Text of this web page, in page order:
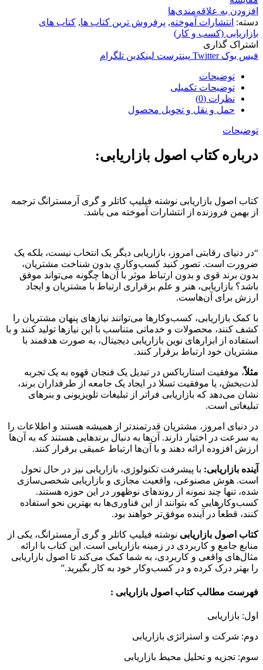
افزودن به علاقه‌مندی‌ها
دسته: انتشارات آموخته, پرفروش ترین کتاب ها, کتاب های
بازاریابی (کسب و کار)
اشتراک گذاری
فیس بوک Twitter پینترست لینکدین تلگرام
توضیحات
توضیحات تکمیلی
نظرات (0)
حمل و نقل و تحویل محصول
توضیحات
درباره کتاب اصول بازاریابی:
کتاب اصول بازاریابی نوشته فیلیپ کاتلر و گری آرمسترانگ ترجمه
از بهمن فروزنده از انتشارات آموخته می باشد.
“در دنیای رقابتی امروز، بازاریابی دیگر یک انتخاب نیست، بلکه یک
ضرورت است. تصور کنید کسب‌وکاری بدون شناخت مشتریان،
بدون برند قوی و بدون ارتباط موثر با آن‌ها چگونه می‌تواند موفق
باشد؟ بازاریابی، هنر و علم برقراری ارتباط با مشتریان و ایجاد
ارزش برای آن‌هاست.
با کمک بازاریابی، کسب‌وکارها می‌توانند نیازهای پنهان مشتریان را
کشف کنند، محصولات و خدماتی متناسب با این نیازها تولید کنند و با
استفاده از ابزارهای نوین بازاریابی دیجیتال، به صورت هدفمند با
مشتریان خود ارتباط برقرار کنند.
مثلاً، موفقیت استارباکس در تبدیل یک فنجان قهوه به یک تجربه
لذت‌بخش، یا موفقیت تسلا در ایجاد یک جامعه از طرفداران برند،
نشان می‌دهد که بازاریابی فراتر از تبلیغات تلویزیونی و بنرهای
تبلیغاتی است.
در دنیای امروز، مشتریان قدرتمندتر از همیشه هستند و اطلاعات را
به سرعت در اختیار دارند. آن‌ها به دنبال برندهایی هستند که به آن‌ها
ارزش افزوده ارائه دهند و با آن‌ها ارتباط عمیقی برقرار کنند.
آینده بازاریابی: با پیشرفت تکنولوژی، بازاریابی نیز در حال تحول
است. هوش مصنوعی، واقعیت مجازی و بازاریابی شخصی‌سازی
شده، تنها چند نمونه از روندهای نوظهور در این حوزه هستند.
کسب‌وکارهایی که بتوانند از این فناوری‌ها به بهترین نحو استفاده
کنند، قطعاً در آینده موفق‌تر خواهند بود.
کتاب اصول بازاریابی نوشته فیلیپ کاتلر و گری آرمسترانگ، یکی از
منابع جامع و کاربردی در زمینه بازاریابی است. این کتاب با ارائه
مثال‌های واقعی و کاربردی، به شما کمک می‌کند تا اصول بازاریابی
را بهتر درک کرده و در کسب‌وکار خود به کار بگیرید.”
فهرست مطالب کتاب اصول بازاریابی :
اول: بازاریابی
دوم: شرکت و استراتژی بازاریابی
سوم: تجزیه و تحلیل محیط بازاریابی